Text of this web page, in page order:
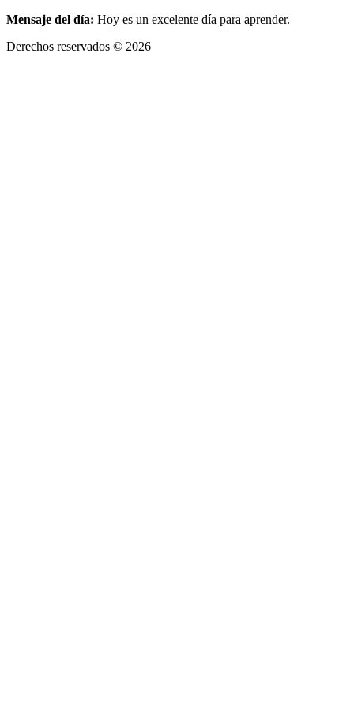
Mensaje del día: Hoy es un excelente día para aprender.
Derechos reservados © 2026